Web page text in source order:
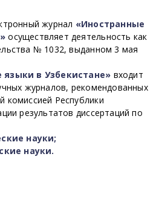
журнал «Иностранные
осуществляет деятельность как
№ 1032, выданном 3 мая
в Узбекистане» входит
журналов, рекомендованных
комиссией Республики
результатов диссертаций по
науки;
науки.